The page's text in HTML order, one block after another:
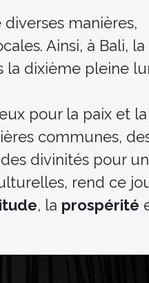
manières,
Ainsi, à Bali, la
la dixième pleine
pour la paix et la
communes,
divinités pour
rend ce
, la prospérité